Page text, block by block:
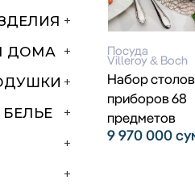
+
+
ДОМА
+
+
+
+
Посуда
Villeroy & Boch
Набор
приборов 68
предметов
9 970 000